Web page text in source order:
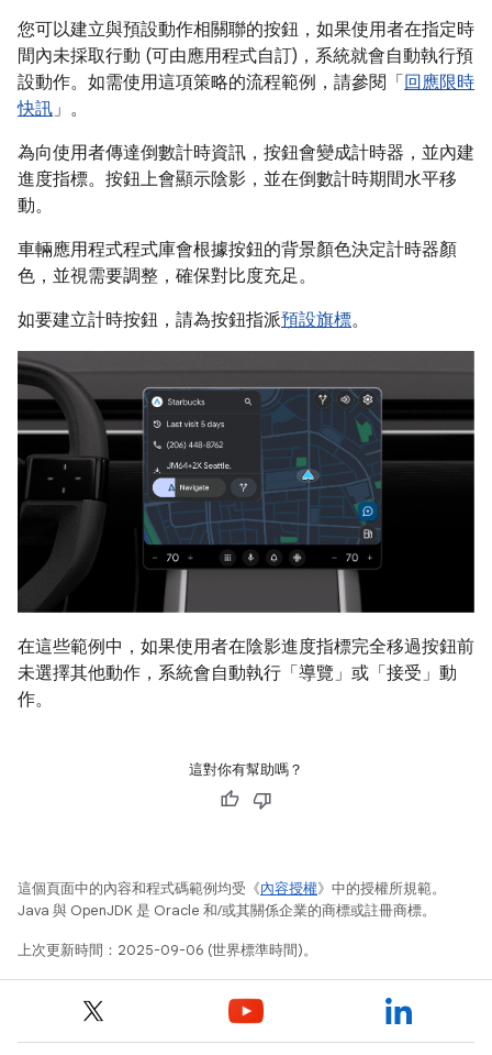
您可以建立與預設動作相關聯的按鈕，如果使用者在指定時
間內未採取行動 (可由應用程式自訂)，系統就會自動執行預
設動作。如需使用這項策略的流程範例，請參閱「 回應限時
快訊」。
為向使用者傳達倒數計時資訊，按鈕會變成計時器，並內建
進度指標。按鈕上會顯示陰影，並在倒數計時期間水平移
動。
車輛應用程式程式庫會根據按鈕的背景顏色決定計時器顏
色，並視需要調整，確保對比度充足。
如要建立計時按鈕，請為按鈕指派預設旗標。
在這些範例中，如果使用者在陰影進度指標完全移過按鈕前
未選擇其他動作，系統會自動執行「導覽」 或「接受」 動
作。
這對你有幫助嗎？
這個頁面中的內容和程式碼範例均受《內容授權》中的授權所規範。
Java 與 OpenJDK 是 Oracle 和/或其關係企業的商標或註冊商標。
上次更新時間：2025-09-06 (世界標準時間)。